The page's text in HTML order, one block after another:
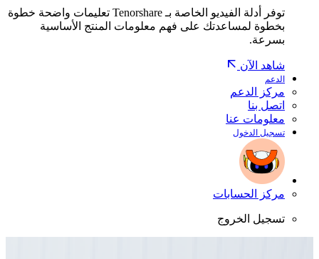
توفر أدلة الفيديو الخاصة بـ Tenorshare تعليمات واضحة خطوة
بخطوة لمساعدتك على فهم معلومات المنتج الأساسية
بسرعة.
شاهد الآن
الدعم
مركز الدعم
اتصل بنا
معلومات عنا
تسجيل الدخول
مركز الحسابات
تسجيل الخروج